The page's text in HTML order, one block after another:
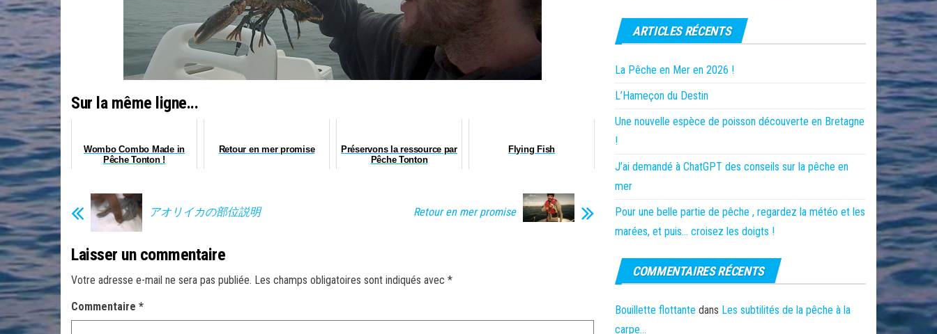
Sur la même ligne...
Wombo Combo Made in
Pêche Tonton !
Retour en mer promise
Préservons la ressource par
Pêche Tonton
Flying Fish
アオリイカの部位説明 Retour en mer promise
Laisser un commentaire
Votre adresse e-mail ne sera pas publiée. Les champs obligatoires sont indiqués avec *
Commentaire *
ARTICLES RÉCENTS
La Pêche en Mer en 2026 !
L’Hameçon du Destin
Une nouvelle espèce de poisson découverte en Bretagne
!
J’ai demandé à ChatGPT des conseils sur la pêche en
mer
Pour une belle partie de pêche , regardez la météo et les
marées, et puis… croisez les doigts !
COMMENTAIRES RÉCENTS
Bouillette flottante dans Les subtilités de la pêche à la
carpe…